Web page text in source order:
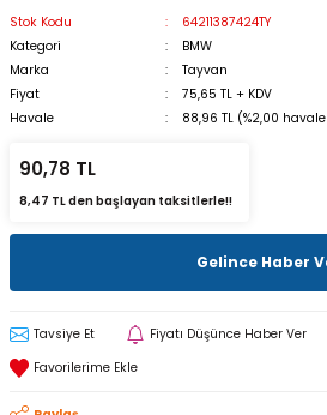
Stok Kodu
64211387424TY
Kategori
BMW
Marka
Tayvan
Fiyat
75,65 TL + KDV
Havale
88,96 TL (%2,00
90,78 TL
8,47 TL den başlayan taksitlerle!!
Gelince Haber
Tavsiye Et Fiyatı Düşünce Haber Ver